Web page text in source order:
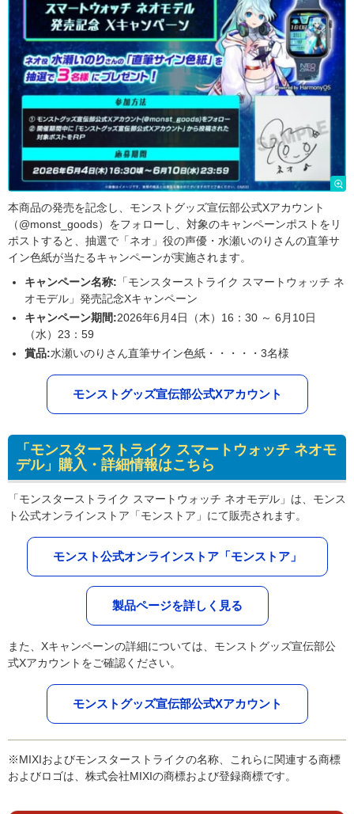
本商品の発売を記念し、モンストグッズ宣伝部公式Xアカウント
（@monst_goods）をフォローし、対象のキャンペーンポストをリ
ポストすると、抽選で「ネオ」役の声優・水瀬いのりさんの直筆サ
イン色紙が当たるキャンペーンが実施されます。
キャンペーン名称: 「モンスターストライク スマートウォッチ ネ
オモデル」発売記念Xキャンペーン
キャンペーン期間:2026年6月4日（木）16：30 ～ 6月10日
（水）23：59
賞品:水瀬いのりさん直筆サイン色紙・・・・・3名様
モンストグッズ宣伝部公式Xアカウント
「モンスターストライク スマートウォッチ ネオモ
デル」購入・詳細情報はこちら
「モンスターストライク スマートウォッチ ネオモデル」は、モンス
ト公式オンラインストア「モンストア」にて販売されます。
モンスト公式オンラインストア「モンストア」
製品ページを詳しく見る
また、Xキャンペーンの詳細については、モンストグッズ宣伝部公
式Xアカウントをご確認ください。
モンストグッズ宣伝部公式Xアカウント
※MIXIおよびモンスターストライクの名称、これらに関連する商標
およびロゴは、株式会社MIXIの商標および登録商標です。